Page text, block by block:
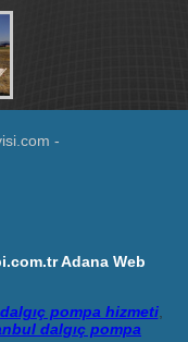
-
Adana Web
dalgıç pompa hizmeti,
dalgıç pompa